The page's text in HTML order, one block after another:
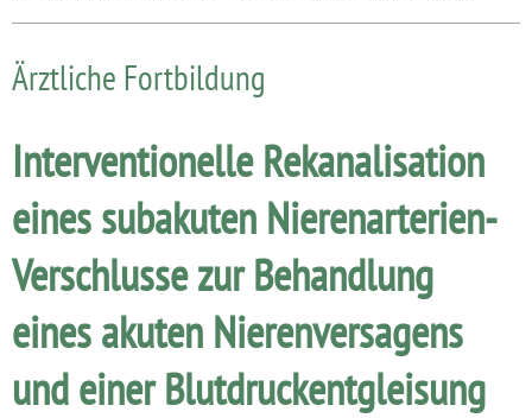
Ärztliche Fortbildung
Interventionelle Rekanalisation
eines subakuten Nierenarterien-
Verschlusse zur Behandlung
eines akuten Nierenversagens
und einer Blutdruckentgleisung